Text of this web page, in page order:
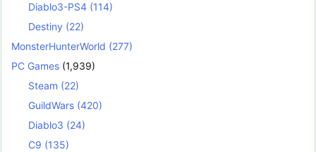
Diablo3-PS4 (114)
Destiny (22)
MonsterHunterWorld (277)
PC Games (1,939)
Steam (22)
GuildWars (420)
Diablo3 (24)
C9 (135)